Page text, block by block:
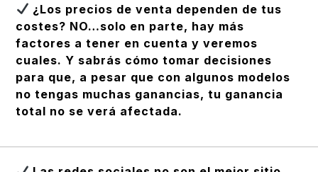
¿Los precios de venta dependen de tus
costes? NO…solo en parte, hay más
factores a tener en cuenta y veremos
cuales. Y sabrás cómo tomar decisiones
para que, a pesar que con algunos modelos
no tengas muchas ganancias, tu ganancia
total no se verá afectada.